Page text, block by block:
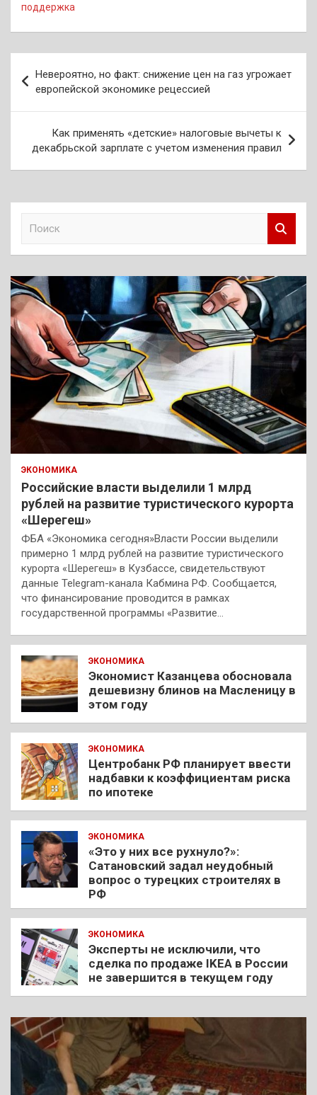
поддержка
по
записям
Невероятно, но факт: снижение цен на газ угрожает
европейской экономике рецессией
Как применять «детские» налоговые вычеты к
декабрьской зарплате с учетом изменения правил
к
ЭКОНОМИКА
Российские власти выделили 1 млрд
рублей на развитие туристического курорта
«Шерегеш»
ФБА «Экономика сегодня»Власти России выделили
примерно 1 млрд рублей на развитие туристического
курорта «Шерегеш» в Кузбассе, свидетельствуют
данные Telegram-канала Кабмина РФ. Сообщается,
что финансирование проводится в рамках
государственной программы «Развитие…
ЭКОНОМИКА
Экономист Казанцева обосновала
дешевизну блинов на Масленицу в
этом году
ЭКОНОМИКА
Центробанк РФ планирует ввести
надбавки к коэффициентам риска
по ипотеке
ЭКОНОМИКА
«Это у них все рухнуло?»:
Сатановский задал неудобный
вопрос о турецких строителях в
РФ
ЭКОНОМИКА
Эксперты не исключили, что
сделка по продаже IKEA в России
не завершится в текущем году